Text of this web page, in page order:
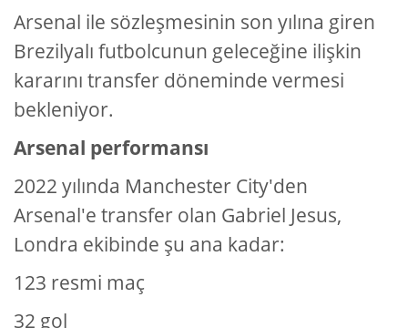
Arsenal ile sözleşmesinin son yılına giren
Brezilyalı futbolcunun geleceğine ilişkin
kararını transfer döneminde vermesi
bekleniyor.
Arsenal performansı
2022 yılında Manchester City'den
Arsenal'e transfer olan Gabriel Jesus,
Londra ekibinde şu ana kadar:
123 resmi maç
32 gol